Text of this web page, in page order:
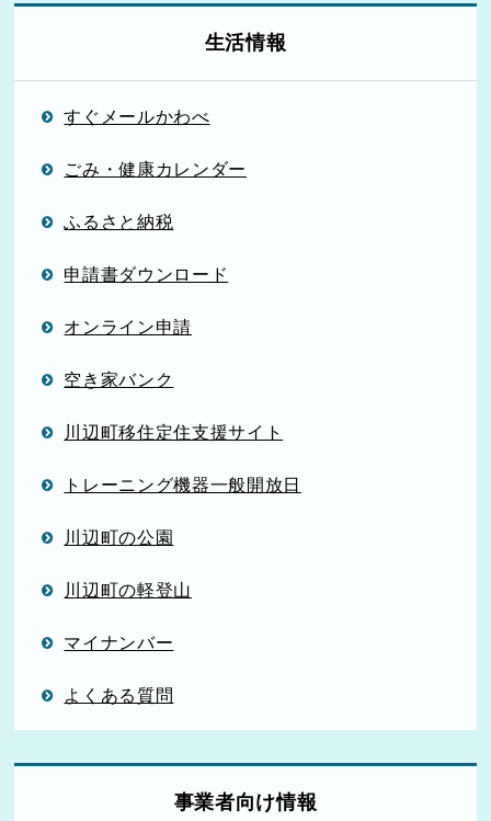
生活情報
すぐメールかわべ
ごみ・健康カレンダー
ふるさと納税
申請書ダウンロード
オンライン申請
空き家バンク
川辺町移住定住支援サイト
トレーニング機器一般開放日
川辺町の公園
川辺町の軽登山
マイナンバー
よくある質問
事業者向け情報